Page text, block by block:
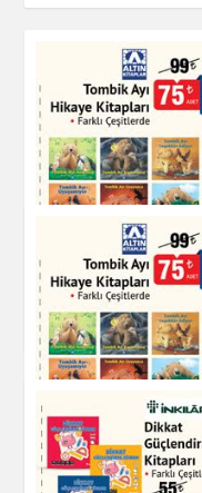
Tombik Ayı Hikaye
Kitapları
Kitap & Dergi
Tombik Ayı Hikaye
Kitapları